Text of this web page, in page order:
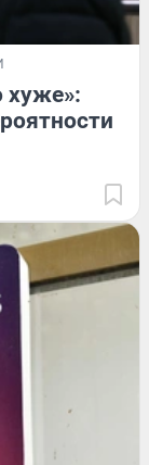
хуже»: